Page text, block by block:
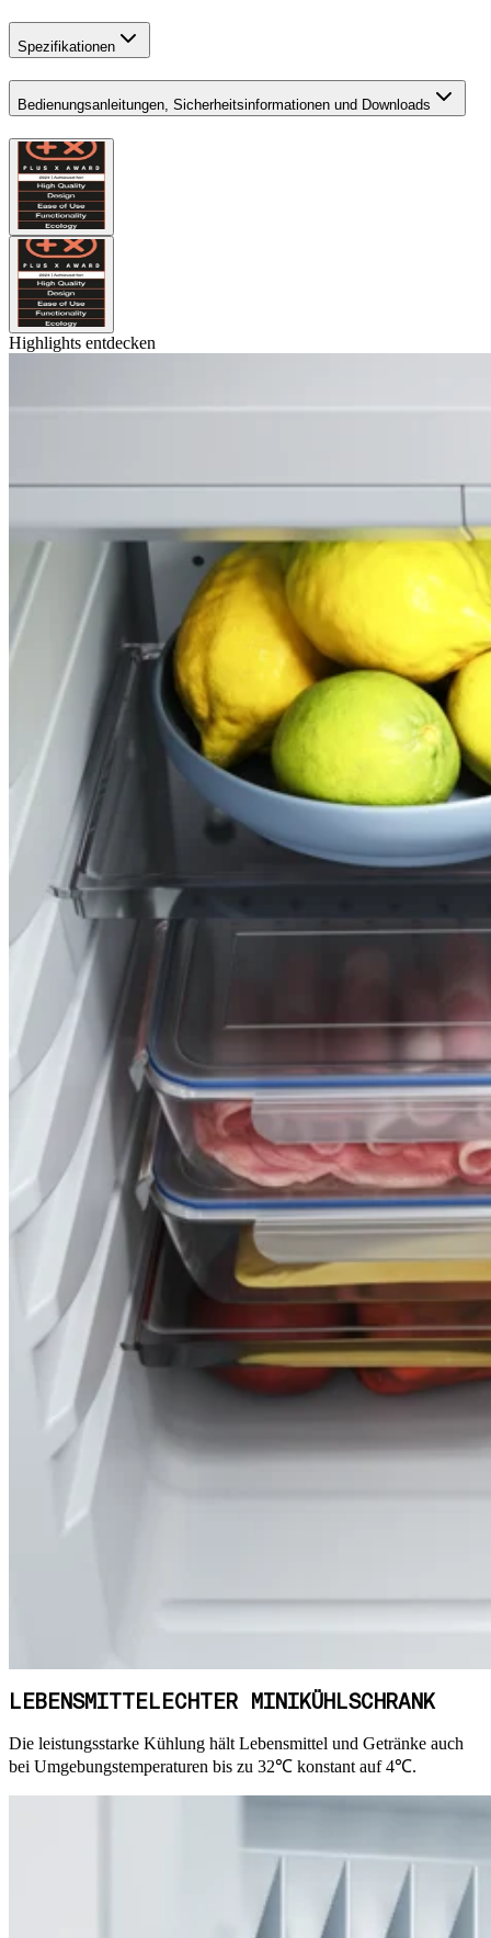
Spezifikationen
Bedienungsanleitungen, Sicherheitsinformationen und Downloads
Highlights entdecken
LEBENSMITTELECHTER MINIKÜHLSCHRANK
Die leistungsstarke Kühlung hält Lebensmittel und Getränke auch
bei Umgebungstemperaturen bis zu 32℃ konstant auf 4℃.